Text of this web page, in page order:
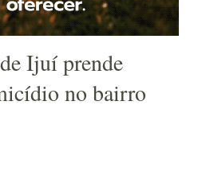
Ijuí prende
no bairro